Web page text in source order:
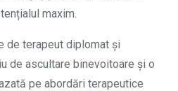
maxim.
de terapeut diplomat și
de ascultare binevoitoare și o
pe abordări terapeutice